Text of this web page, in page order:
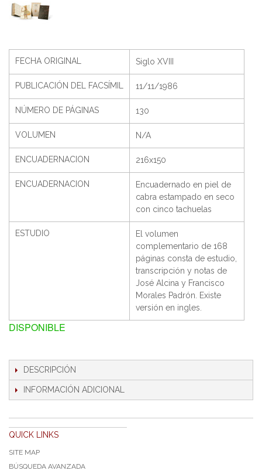
FECHA ORIGINAL Siglo XVIII
PUBLICACIÓN DEL FACSÍMIL 11/11/1986
NÚMERO DE PÁGINAS 130
VOLUMEN N/A
ENCUADERNACION 216x150
ENCUADERNACION
Encuadernado en piel de
cabra estampado en seco
con cinco tachuelas
ESTUDIO
El volumen
complementario de 168
páginas consta de estudio,
transcripción y notas de
José Alcina y Francisco
Morales Padrón. Existe
versión en ingles.
DISPONIBLE
DESCRIPCIÓN
INFORMACIÓN ADICIONAL
QUICK LINKS
SITE MAP
BÚSQUEDA AVANZADA